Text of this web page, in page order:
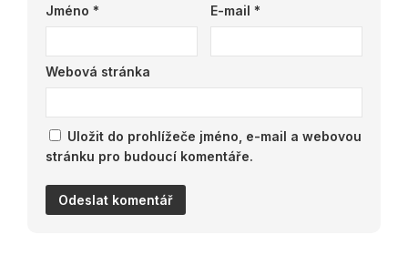
Jméno * E-mail *
Webová stránka
Uložit do prohlížeče jméno, e-mail a webovou
stránku pro budoucí komentáře.